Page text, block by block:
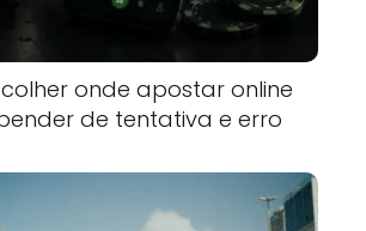
onde apostar online
de tentativa e erro